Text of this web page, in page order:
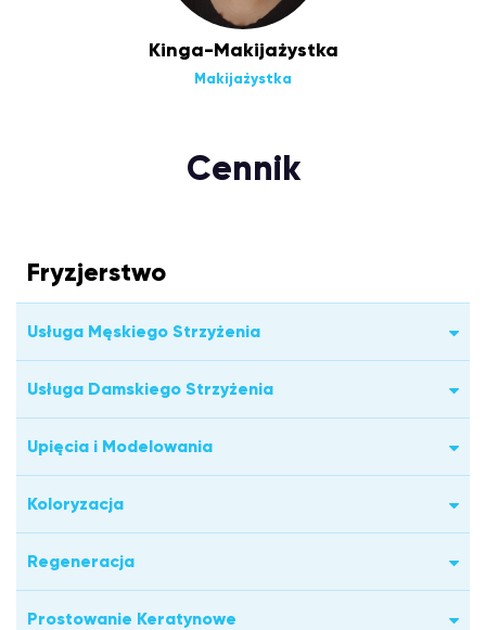
Kinga-Makijażystka
Makijażystka
Cennik
Fryzjerstwo
Usługa Męskiego Strzyżenia
Usługa Damskiego Strzyżenia
Upięcia i Modelowania
Koloryzacja
Regeneracja
Prostowanie Keratynowe